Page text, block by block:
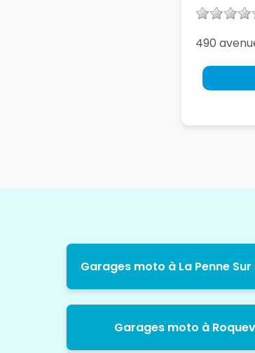
490
Garages moto à La Penne
Garages moto à